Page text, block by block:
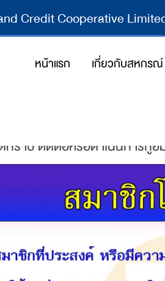
Credit Cooperative
หน้าแรก เกี่ยวกับสหกรณ์
ทราบ ติดต่อหรือดำเนินการกู้ยื